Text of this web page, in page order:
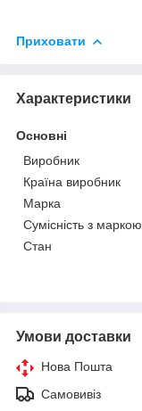
Приховати
Характеристики
Основні
Виробник
Країна виробник
Марка
Сумісність з маркою
Стан
Умови доставки
Нова Пошта
Самовивіз